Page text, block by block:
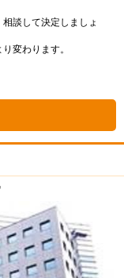
談して決定しましょ
変わります。